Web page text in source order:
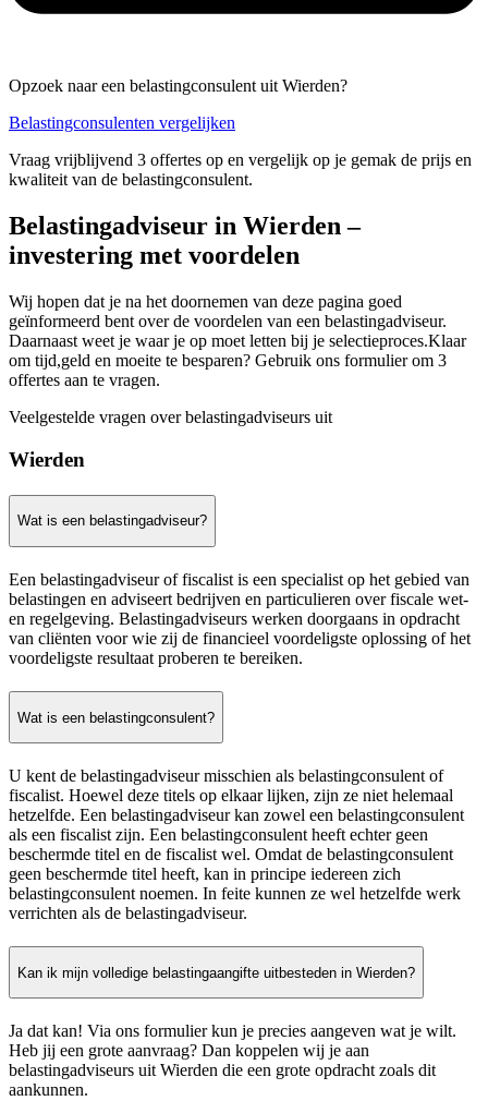
Opzoek naar een belastingconsulent uit Wierden?
Belastingconsulenten vergelijken
Vraag vrijblijvend 3 offertes op en vergelijk op je gemak de prijs en
kwaliteit van de belastingconsulent.
Belastingadviseur in Wierden –
investering met voordelen
Wij hopen dat je na het doornemen van deze pagina goed
geïnformeerd bent over de voordelen van een belastingadviseur.
Daarnaast weet je waar je op moet letten bij je selectieproces.Klaar
om tijd,geld en moeite te besparen? Gebruik ons formulier om 3
offertes aan te vragen.
Veelgestelde vragen over belastingadviseurs uit
Wierden
Wat is een belastingadviseur?
Een belastingadviseur of fiscalist is een specialist op het gebied van
belastingen en adviseert bedrijven en particulieren over fiscale wet-
en regelgeving. Belastingadviseurs werken doorgaans in opdracht
van cliënten voor wie zij de financieel voordeligste oplossing of het
voordeligste resultaat proberen te bereiken.
Wat is een belastingconsulent?
U kent de belastingadviseur misschien als belastingconsulent of
fiscalist. Hoewel deze titels op elkaar lijken, zijn ze niet helemaal
hetzelfde. Een belastingadviseur kan zowel een belastingconsulent
als een fiscalist zijn. Een belastingconsulent heeft echter geen
beschermde titel en de fiscalist wel. Omdat de belastingconsulent
geen beschermde titel heeft, kan in principe iedereen zich
belastingconsulent noemen. In feite kunnen ze wel hetzelfde werk
verrichten als de belastingadviseur.
Kan ik mijn volledige belastingaangifte uitbesteden in Wierden?
Ja dat kan! Via ons formulier kun je precies aangeven wat je wilt.
Heb jij een grote aanvraag? Dan koppelen wij je aan
belastingadviseurs uit Wierden die een grote opdracht zoals dit
aankunnen.